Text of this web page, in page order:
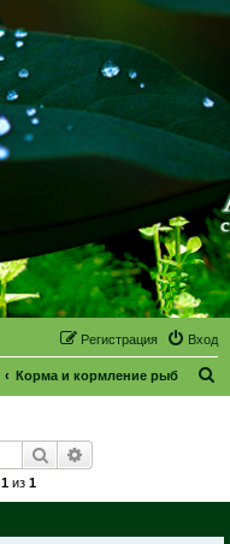
Вход
Регистрация
Корма и кормление рыб
Поиск
1из 1